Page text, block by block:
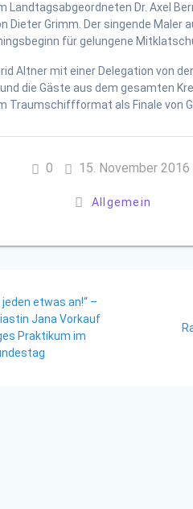
Landtagsabgeordneten Dr. Axel
Dieter Grimm. Der singende Maler
für gelungene
Altner mit einer Delegation von
die Gäste aus dem gesamten
Traumschiffformat als Finale von
0 15. November 2016
Allgemein
etwas an!“ –
Jana Vorkauf
Praktikum im